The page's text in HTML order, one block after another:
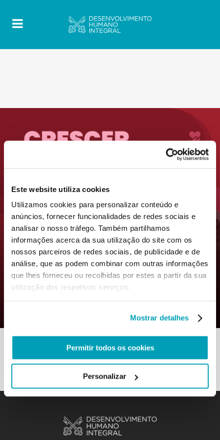
Este website utiliza cookies
Utilizamos cookies para personalizar conteúdo e
anúncios, fornecer funcionalidades de redes sociais e
analisar o nosso tráfego. Também partilhamos
informações acerca da sua utilização do site com os
nossos parceiros de redes sociais, de publicidade e de
análise, que as podem combinar com outras informações
que lhes forneceu ou recolhidas por estes a partir da sua
utilização dos respetivos serviços.
Mostrar detalhes
Permitir todos os cookies
Personalizar
8 Agosto 2022 | ByMrclient | 0
Comments |